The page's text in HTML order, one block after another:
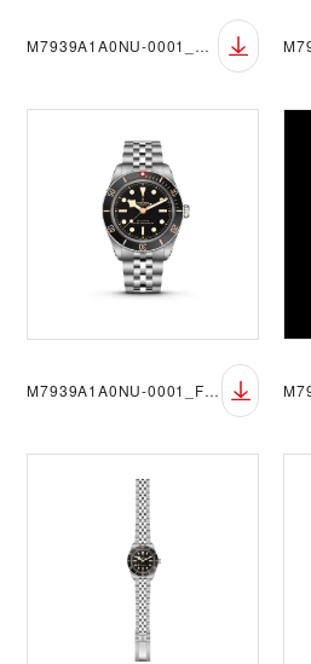
M7939A1A0NU-0001_DET_BGW
M7939A1A0NU-0001_FF_sRGB_BGW